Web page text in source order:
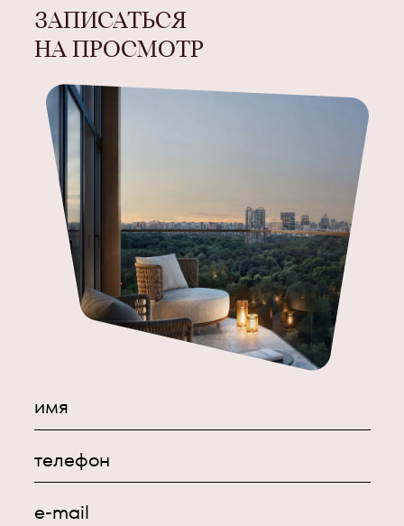
ЗАПИСАТЬСЯ
НА ПРОСМОТР
имя
телефон
e-mail